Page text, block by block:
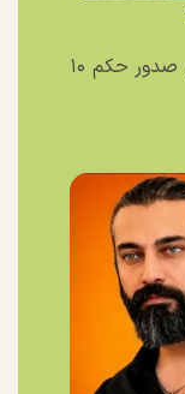
پرونده جنجالی «کلثوم اکبری» پس از صدور حکم ۱۰